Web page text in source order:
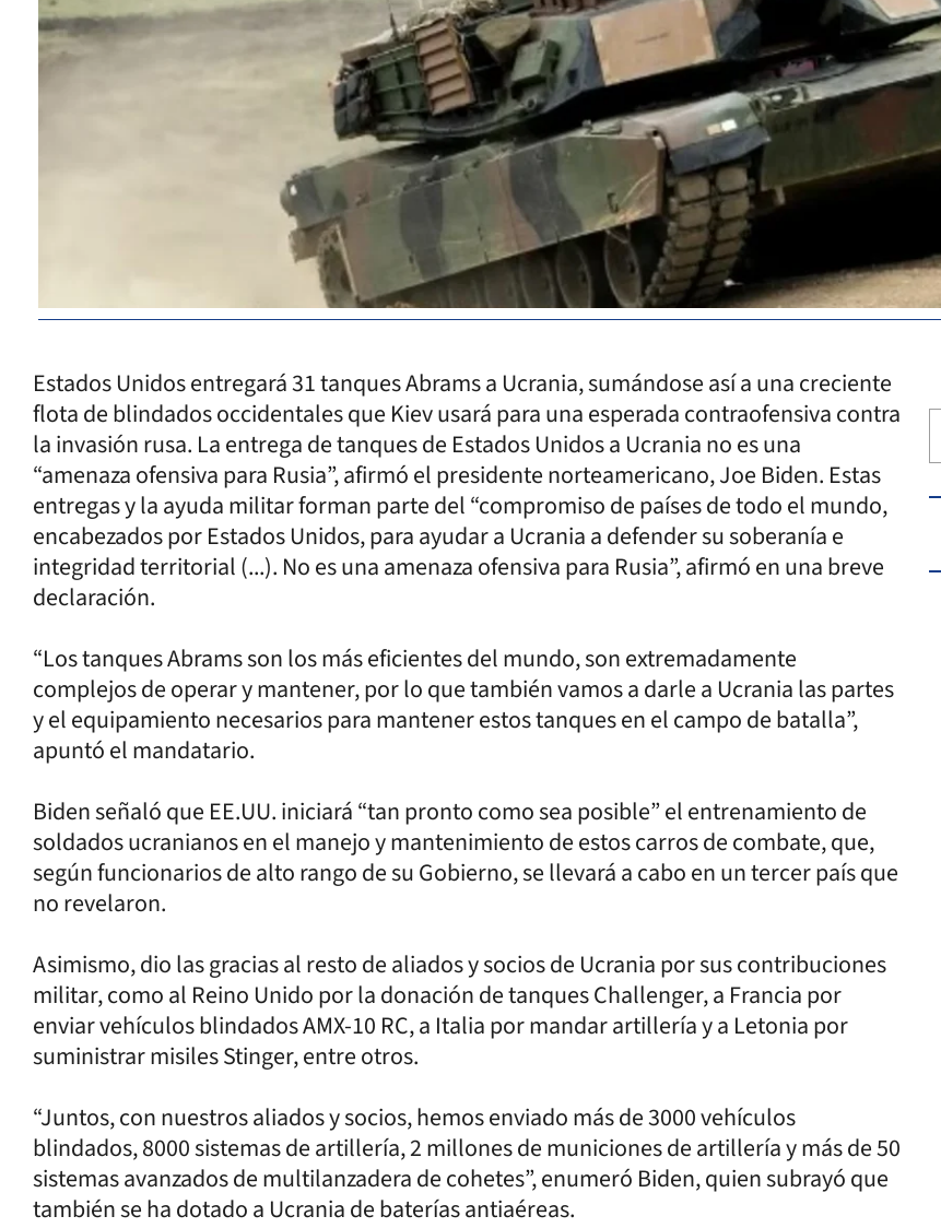
Estados Unidos entregará 31 tanques Abrams a Ucrania, sumándose así a una creciente
flota de blindados occidentales que Kiev usará para una esperada contraofensiva contra
la invasión rusa. La entrega de tanques de Estados Unidos a Ucrania no es una
“amenaza ofensiva para Rusia”, afirmó el presidente norteamericano, Joe Biden. Estas
entregas y la ayuda militar forman parte del “compromiso de países de todo el mundo,
encabezados por Estados Unidos, para ayudar a Ucrania a defender su soberanía e
integridad territorial (...). No es una amenaza ofensiva para Rusia”, afirmó en una breve
declaración.
“Los tanques Abrams son los más eficientes del mundo, son extremadamente
complejos de operar y mantener, por lo que también vamos a darle a Ucrania las partes
y el equipamiento necesarios para mantener estos tanques en el campo de batalla”,
apuntó el mandatario.
Biden señaló que EE.UU. iniciará “tan pronto como sea posible” el entrenamiento de
soldados ucranianos en el manejo y mantenimiento de estos carros de combate, que,
según funcionarios de alto rango de su Gobierno, se llevará a cabo en un tercer país que
no revelaron.
Asimismo, dio las gracias al resto de aliados y socios de Ucrania por sus contribuciones
militar, como al Reino Unido por la donación de tanques Challenger, a Francia por
enviar vehículos blindados AMX-10 RC, a Italia por mandar artillería y a Letonia por
suministrar misiles Stinger, entre otros.
“Juntos, con nuestros aliados y socios, hemos enviado más de 3000 vehículos
blindados, 8000 sistemas de artillería, 2 millones de municiones de artillería y más de 50
sistemas avanzados de multilanzadera de cohetes”, enumeró Biden, quien subrayó que
también se ha dotado a Ucrania de baterías antiaéreas.